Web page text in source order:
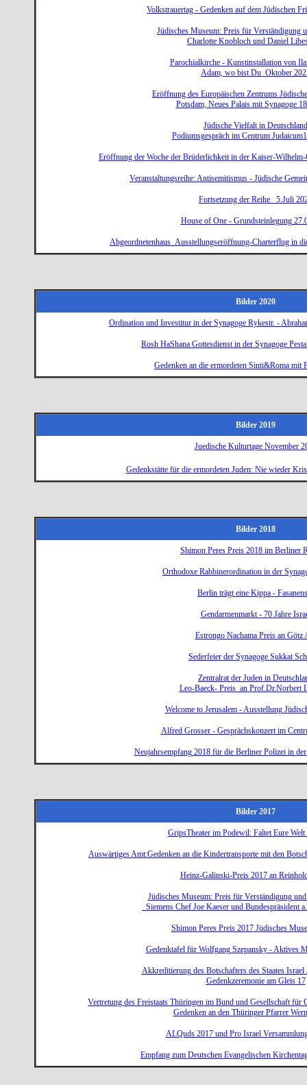
Volkstrauertag - Gedenken auf dem Jüdischen
Jüdisches Museum: Preis für Verständigung
Charlotte Knobloch und Daniel
Parochialkirche - Kunstinstallation von
Adam, wo bist Du Oktober
Eröffnung des Europäischen Zentrums
Potsdam, Neues Palais mit Synagoge
Jüdische Vielfalt in Deutschland
Podiumsgespräch im Centrum
Eröffnung der Woche der Brüderlichkeit in der Kaiser-
Veranstaltungsreihe: Antisemitismus - Jüdische
Fortsetzung der Reihe 5.Juli
House of One - Grundsteinlegung
Abgeordnetenhaus Ausstellungseröffnung-Charterflug in
Bilder 2020
Ordination und Investitur in der Synagoge Rykestr. -
Rosh HaShana Gottesdienst in der Synagoge
Gedenken an die ermordeten Sinti&Roma mit
Bilder 2019
Juedische Kulturtage November
Gedenkstätte für die ermordeten Juden: Nie wieder
Bilder 2018
Shimon Peres Preis 2018 im Berliner
Orthodoxe Rabbinerordination in der
Berlin trägt eine Kippa -
Gendarmenmarkt - 70 Jahre
Estrongo Nachama Preis an Götz
Sederfeier der Synagoge Sukkat
Zentralrat der Juden in
Leo-Baeck- Preis an Prof.Dr.Norbert
Welcome to Jerusalem - Ausstellung
Alfred Grosser - Gesprächskonzert im
Neujahrsempfang 2018 für die Berliner Polizei in
Bilder 2017
GripsTheater im Podewil: Faltet Eure
Auswärtiges Amt:Gedenken an die Kindertransporte mit den
Heinz-Galinski-Preis 2017 an
Jüdisches Museum: Preis für Verständigung
Siemens Chef Joe Kaeser und Bundespräsident
Shimon Peres Preis 2017 Jüdisches
Gedenktafel für Wolfgang Szepansky - Aktives
Akkreditierung des Botschafters des Staates
Gedenkzeremonie am Gleis 17
Vertretung des Freistaats Thüringen im Bund und Gesellschaft für
Gedenken an den Thüringer Pfarrer
ALQuds 2017 und Pro Israel
Empfang zum Deutschen Evangelischen